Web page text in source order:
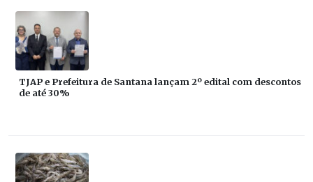
TJAP e Prefeitura de Santana lançam 2º edital com descontos
de até 30%